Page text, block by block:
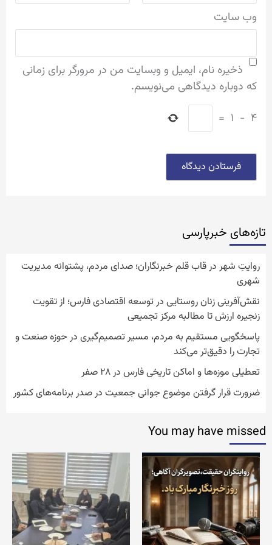
وب‌ سایت
ذخیره نام، ایمیل و وبسایت من در مرورگر برای زمانی
که دوباره دیدگاهی می‌نویسم.
۴ − ۱ =
تازه‌‏های خبرپارسی
روایتِ شهر در قاب قلم خبرنگاران؛ صدای مردم، پشتوانه مدیریت
شهری
نقش‌آفرینی زنان روستایی در توسعه اقتصادی فارس؛ از تقویت
زنجیره ارزش تا مطالبه مرکز تجمیعی
پاسخگویی مستقیم به مردم، مسیر تصمیم‌گیری در حوزه صنعت و
تجارت را دقیق‌تر می‌کند
تعطیلی موزه‌ها و اماکن تاریخی فارس در ۲۸ صفر
ضرورت قرار گرفتن موضوع جوانی جمعیت در صدر برنامه‌های کشور
You may have missed